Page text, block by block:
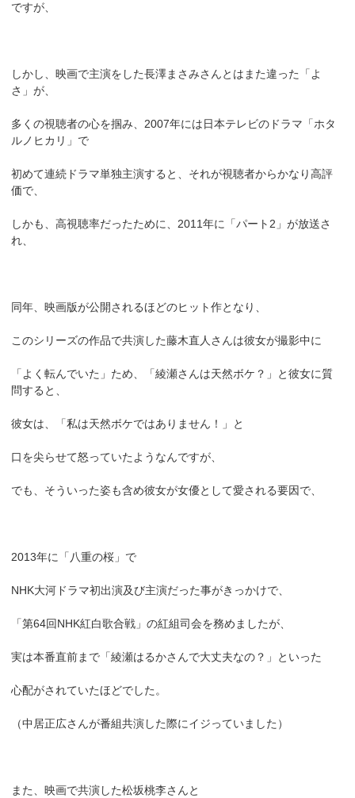
ですが、
しかし、映画で主演をした長澤まさみさんとはまた違った「よ
さ」が、
多くの視聴者の心を掴み、2007年には日本テレビのドラマ「ホタ
ルノヒカリ」で
初めて連続ドラマ単独主演すると、それが視聴者からかなり高評
価で、
しかも、高視聴率だったために、2011年に「パート2」が放送さ
れ、
同年、映画版が公開されるほどのヒット作となり、
このシリーズの作品で共演した藤木直人さんは彼女が撮影中に
「よく転んでいた」ため、「綾瀬さんは天然ボケ？」と彼女に質
問すると、
彼女は、「私は天然ボケではありません！」と
口を尖らせて怒っていたようなんですが、
でも、そういった姿も含め彼女が女優として愛される要因で、
2013年に「八重の桜」で
NHK大河ドラマ初出演及び主演だった事がきっかけで、
「第64回NHK紅白歌合戦」の紅組司会を務めましたが、
実は本番直前まで「綾瀬はるかさんで大丈夫なの？」といった
心配がされていたほどでした。
（中居正広さんが番組共演した際にイジっていました）
また、映画で共演した松坂桃李さんと